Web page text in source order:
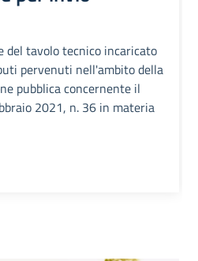
del tavolo tecnico incaricato
pervenuti nell'ambito della
pubblica concernente il
2021, n. 36 in materia